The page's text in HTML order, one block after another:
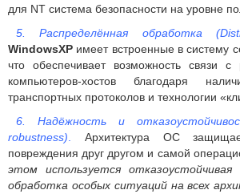
для NT система безопасности на уровне
5. Распределённая обработка
WindowsXP имеет встроенные в систему
что обеспечивает возможность связи
компьютеров-хостов благодаря
транспортных протоколов и технологии
6. Надёжность и
robustness)
Архитектура ОС
повреждения друг другом и самой
этом используется отказоустойчивая
обработка особых ситуаций на всех